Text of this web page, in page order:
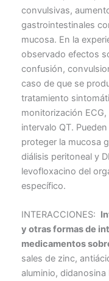
convulsivas,
gastrointestinales
mucosa. En la
observado efectos
confusión,
caso de que se
tratamiento
monitorización
intervalo QT.
proteger la mucosa
diálisis peritoneal y
levofloxacino del
específico.
INTERACCIONES:
y otras formas de
medicamentos
sales de zinc,
aluminio,